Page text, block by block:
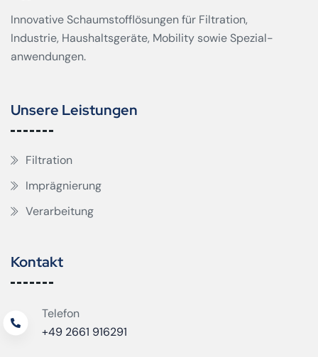
Innovative Schaumstofflösungen für Filtration,
Industrie, Haushaltsgeräte, Mobility sowie Spezial­
anwendungen.
Unsere Leistungen
Filtration
Imprägnierung
Verarbeitung
Kontakt
Telefon
+49 2661 916291